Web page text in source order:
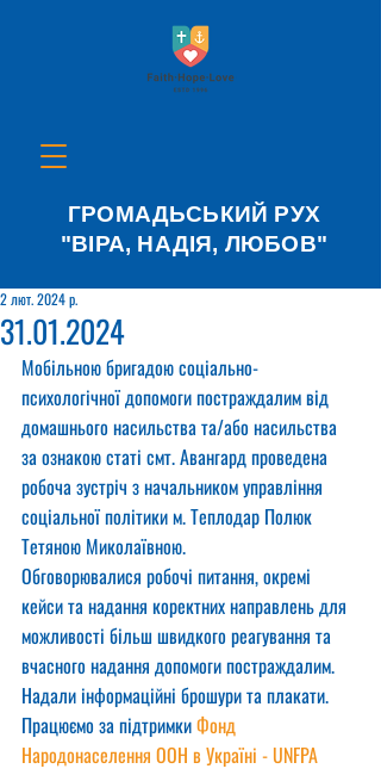
ГРОМАДЬСЬКИЙ РУХ
"ВІРА, НАДІЯ, ЛЮБОВ"
31.01.2024
2 лют. 2024 р.
Мобільною бригадою соціально-
психологічної допомоги постраждалим від
домашнього насильства та/або насильства
за ознакою статі смт. Авангард проведена
робоча зустріч з начальником управління
соціальної політики м. Теплодар Полюк
Тетяною Миколаївною.
Обговорювалися робочі питання, окремі
кейси та надання коректних направлень для
можливості більш швидкого реагування та
вчасного надання допомоги постраждалим.
Надали інформаційні брошури та плакати.
Працюємо за підтримки Фонд
Народонаселення ООН в Україні - UNFPA